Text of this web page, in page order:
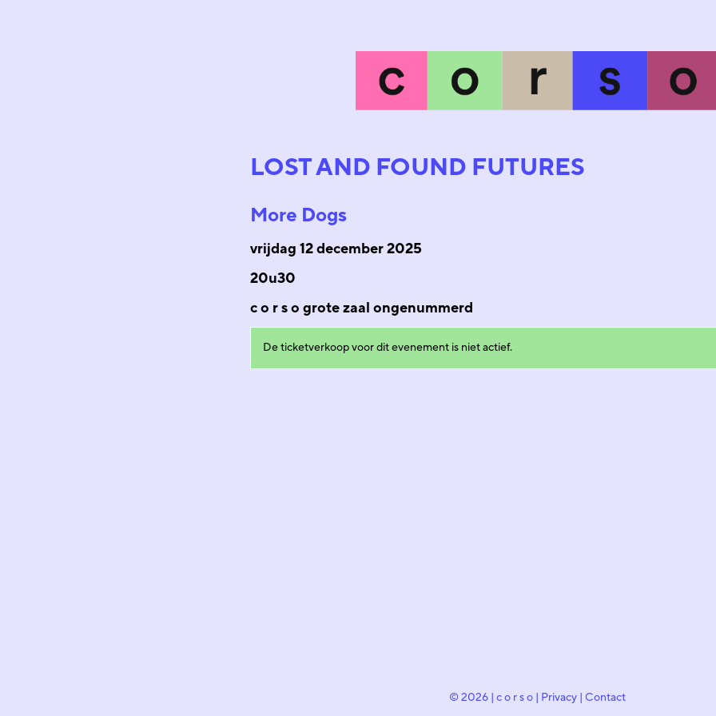
LOST AND FOUND FUTURES
More Dogs
vrijdag 12 december 2025
20u30
c o r s o grote zaal ongenummerd
De ticketverkoop voor dit evenement is niet actief.
© 2026 | c o r s o | Privacy| Contact